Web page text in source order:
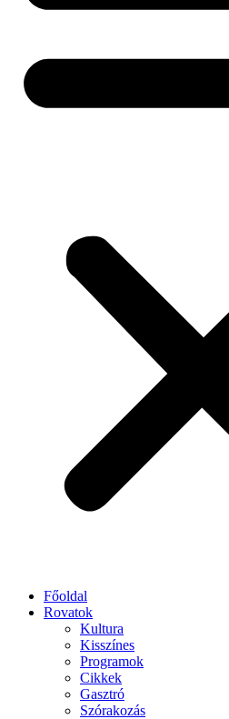
Főoldal
Rovatok
Kultura
Kisszínes
Programok
Cikkek
Gasztró
Szórakozás